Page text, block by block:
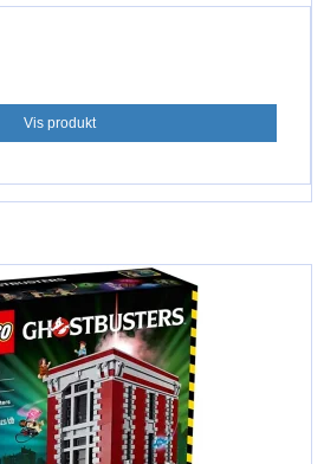
Vis produkt